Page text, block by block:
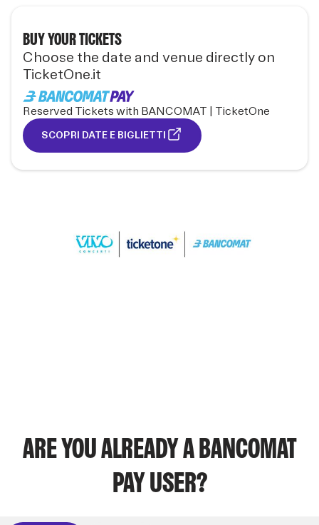
BUY YOUR TICKETS
Choose the date and venue directly on
TicketOne.it
Reserved Tickets with BANCOMAT | TicketOne
SCOPRI DATE E BIGLIETTI
ARE YOU ALREADY A BANCOMAT
PAY USER?